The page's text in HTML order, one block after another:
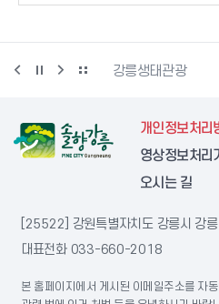
동물사랑센터 강릉생태관광
개인정보처리
영상정보처리
오시는 길
[25522] 강원특별자치도 강릉시 강
대표전화 033-660-2018
본 홈페이지에서 게시된 이메일주소를 자